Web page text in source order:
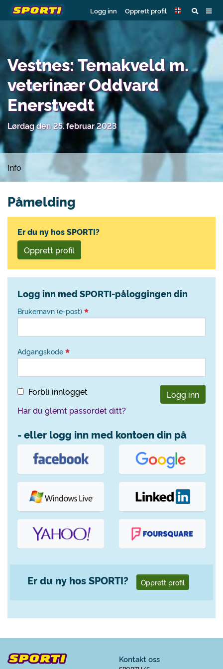
Logg inn Opprett profil
Vestnes: Temakveld m.
veterinær Oddvard
Enerstvedt
Lørdag den 25. februar 2023
Info
Påmelding
Er du ny hos SPORTI?
Opprett profil
Logg inn med SPORTI-påloggingen din
Brukernavn (e-post)
Adgangskode
Forbli innlogget
Logg inn
Har du glemt passordet ditt?
- eller logg inn med kontoen din på
Er du ny hos SPORTI? Opprett profil
Kontakt oss